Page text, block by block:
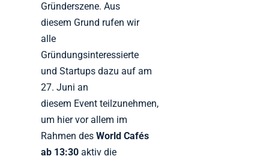
Gründerszene. Aus
diesem Grund rufen wir
alle
Gründungsinteressierte
und Startups dazu auf am
27. Juni an
diesem Event teilzunehmen,
um hier vor allem im
Rahmen desWorld Cafés
ab 13:30 aktiv die